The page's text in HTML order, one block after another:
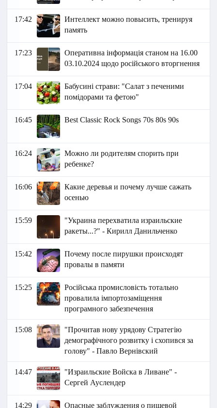
17:42
Интеллект можно повысить, тренируя
память
17:23
Оперативна інформація станом на 16.00
03.10.2024 щодо російського вторгнення
17:04
Бабусині страви: "Салат з печеними
помідорами та фетою"
16:45 Best Classic Rock Songs 70s 80s 90s
16:24
Можно ли родителям спорить при
ребенке?
16:06
Какие деревья и почему лучше сажать
осенью
15:59
"Украина перехватила израильские
ракеты...?" - Кирилл Данильченко
15:42
Почему после пирушки происходят
провалы в памяти
15:25
Російська промисловість тотально
провалила імпортозаміщення
програмного забезпечення
15:08
"Прочитав нову урядову Стратегію
демографічного розвитку і схопився за
голову" - Павло Вернівский
14:47
"Израильские Войска в Ливане" -
Сергей Ауслендер
14:29
Опасные заблуждения о пищевой